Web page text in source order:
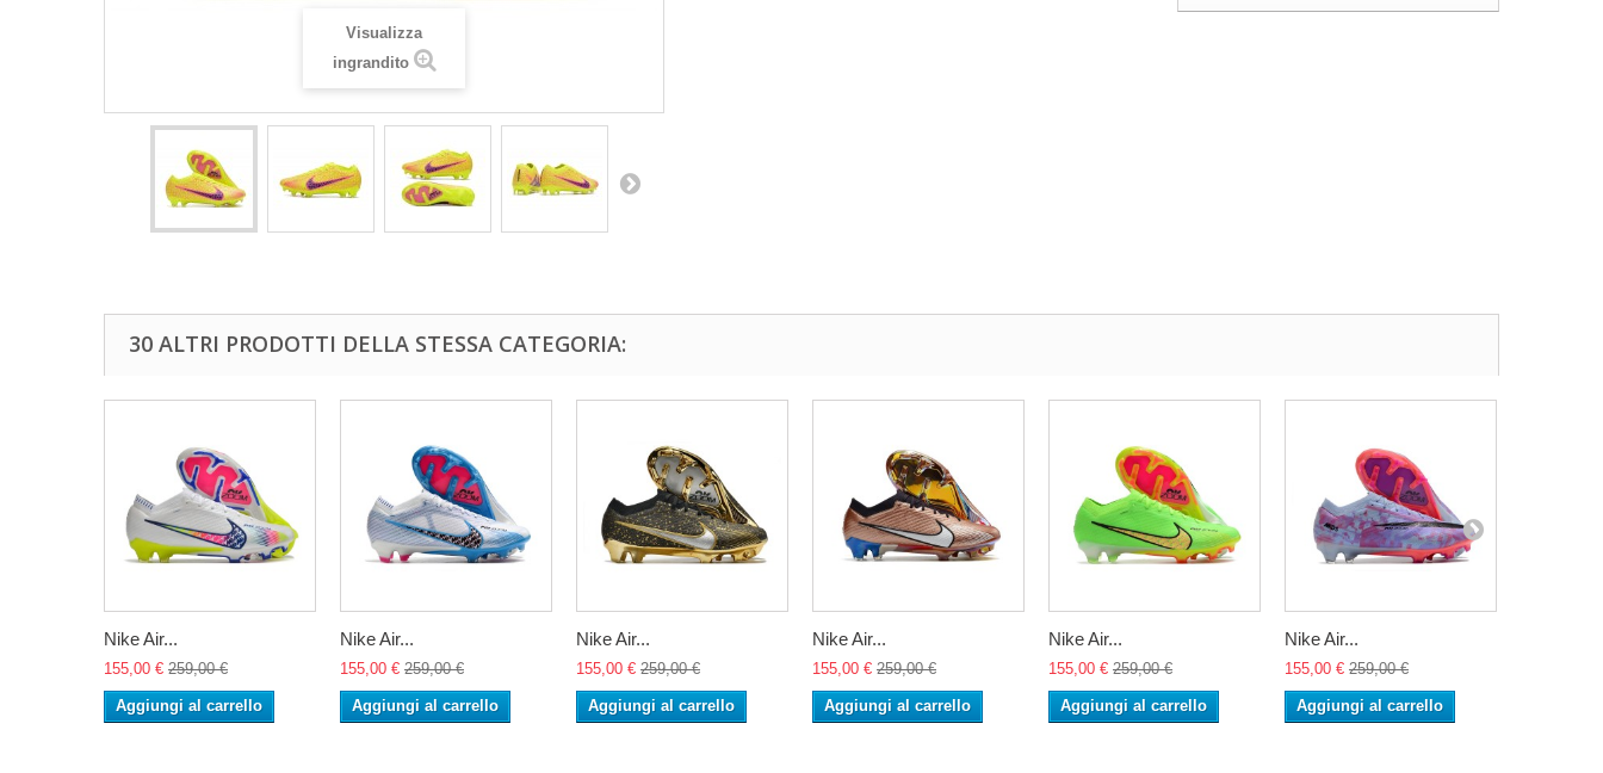
Visualizza
ingrandito
30 ALTRI PRODOTTI DELLA STESSA CATEGORIA:
Nike Air...
155,00 € 259,00 €
Aggiungi al carrello
Nike Air...
155,00 € 259,00 €
Aggiungi al carrello
Nike Air...
155,00 € 259,00 €
Aggiungi al carrello
Nike Air...
155,00 € 259,00 €
Aggiungi al carrello
Nike Air...
155,00 € 259,00 €
Aggiungi al carrello
Nike Air...
155,00 € 259,00 €
Aggiungi al carrello